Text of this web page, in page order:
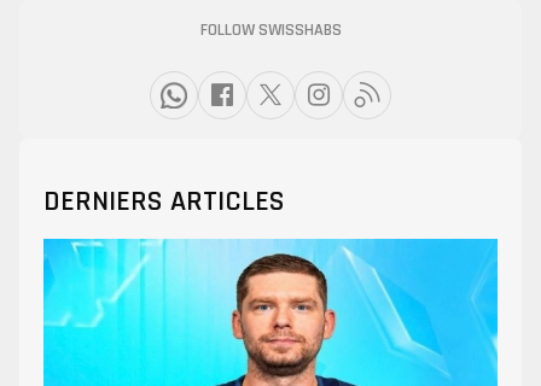
FOLLOW SWISSHABS
DERNIERS ARTICLES